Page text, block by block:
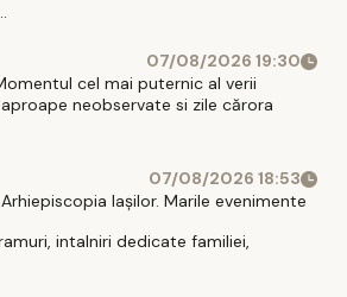
07/08/2026 19:30
cel mai puternic al verii
neobservate si zile cărora
07/08/2026 18:53
Iașilor. Marile evenimente
intalniri dedicate familiei,